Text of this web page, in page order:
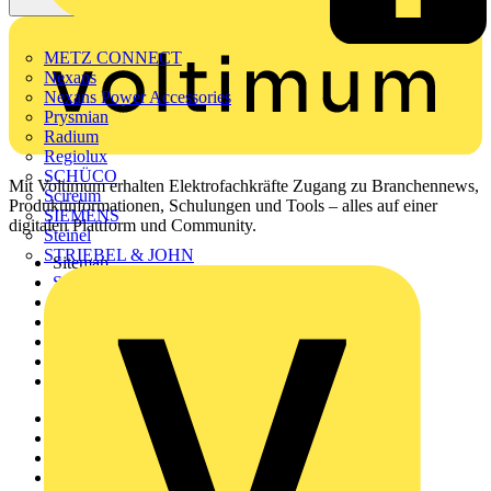
METZ CONNECT
Nexans
Nexans Power Accessories
Prysmian
Radium
Regiolux
SCHÜCO
Scireum
SIEMENS
Steinel
STRIEBEL & JOHN
Mit Voltimum erhalten Elektrofachkräfte Zugang zu Branchennews,
Produktinformationen, Schulungen und Tools – alles auf einer
digitalen Plattform und Community.
Sitemap
Startseite
Produktsuche
Voltimum+
Weitere Links
Downloadbereich (PDFs)